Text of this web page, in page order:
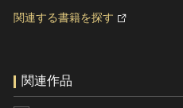
関連する書籍を探す
関連作品